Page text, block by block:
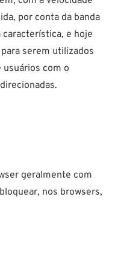
por conta da banda
e hoje
serem utilizados
com o
geralmente com
nos browsers,